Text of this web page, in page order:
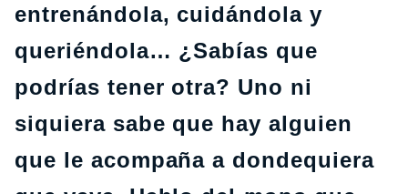
entrenándola, cuidándola y
queriéndola… ¿Sabías que
podrías tener otra? Uno ni
siquiera sabe que hay alguien
que le acompaña a dondequiera